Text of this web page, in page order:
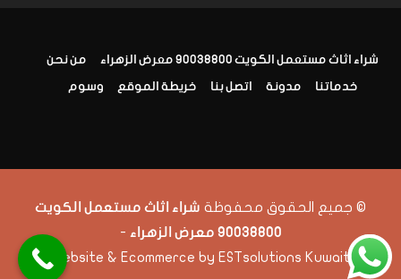
شراء اثاث مستعمل الكويت 90038800 معرض الزهراء من نحن
خدماتنا مدونة اتصل بنا خريطة الموقع وسوم
© جميع الحقوق محفوظة شراء اثاث مستعمل الكويت
90038800 معرض الزهراء
-
Website & Ecommerce by ESTsolutions Kuwait